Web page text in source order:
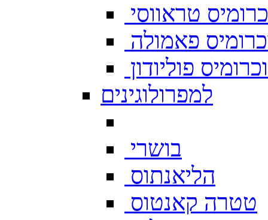
טראווסי
פאמולה
פוליודון
למפרולוגינים
בושרי
הליאנתוס
טטרה קאנטוס